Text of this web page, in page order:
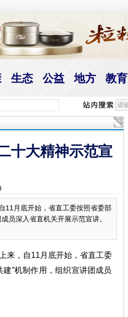
生态 公益 地方 教育
十大精神示范宣
11月底开始，省直工委按照省委部
员深入省直机关开展示范宣讲。
来，自11月底开始，省直工委
”机制作用，组织宣讲团成员